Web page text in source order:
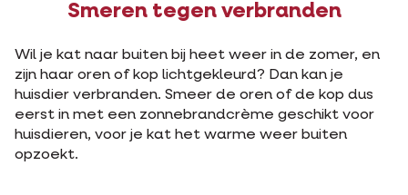
Smeren tegen verbranden
Wil je kat naar buiten bij heet weer in de zomer, en
zijn haar oren of kop lichtgekleurd? Dan kan je
huisdier verbranden. Smeer de oren of de kop dus
eerst in met een zonnebrandcrème geschikt voor
huisdieren, voor je kat het warme weer buiten
opzoekt.